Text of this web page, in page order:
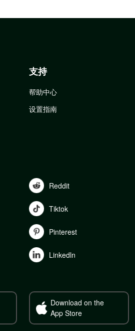
支持
帮助中心
设置指南
Reddit
Tiktok
Pinterest
Linkedln
Download on the
App Store